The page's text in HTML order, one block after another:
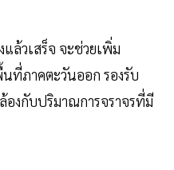
ล้วเสร็จ จะช่วยเพิ่ม
ที่ภาคตะวันออก รองรับ
องกับปริมาณการจราจรที่มี